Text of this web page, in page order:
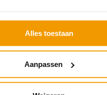
Alles toestaan
Aanpassen